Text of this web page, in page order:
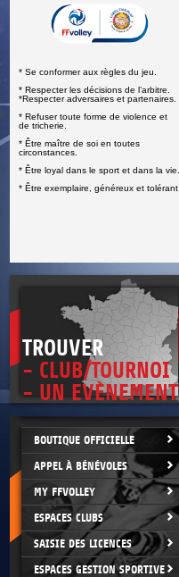
* Se conformer aux règles du jeu.
* Respecter les décisions de l’arbitre.
*Respecter adversaires et partenaires.
* Refuser toute forme de violence et
de tricherie.
* Être maître de soi en toutes
circonstances.
* Être loyal dans le sport et dans la vie.
* Être exemplaire, généreux et tolérant
TROUVER
- CLUB/TOURNOI
- UN EVÈNEMENT
BOUTIQUE OFFICIELLE
APPEL À BÉNÉVOLES
MY FFVOLLEY
ESPACES CLUBS
SAISIE DES LICENCES
ESPACES GESTION SPORTIVE